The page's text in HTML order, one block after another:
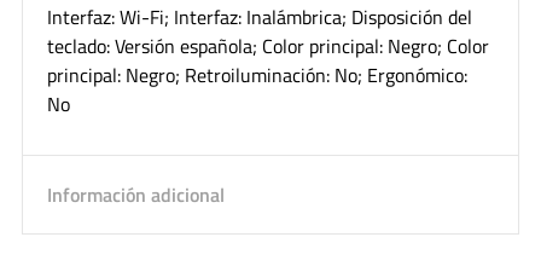
Interfaz: Wi-Fi; Interfaz: Inalámbrica; Disposición del
teclado: Versión española; Color principal: Negro; Color
principal: Negro; Retroiluminación: No; Ergonómico:
No
Información adicional